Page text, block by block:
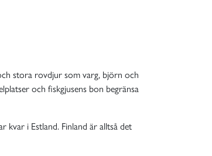
stora rovdjur som varg, björn och
och fiskgjusens bon begränsa
i Estland. Finland är alltså det